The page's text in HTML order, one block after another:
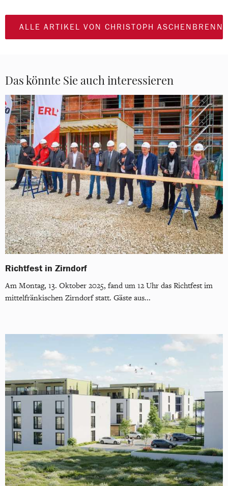
ALLE ARTIKEL VON CHRISTOPH
Das könnte Sie auch interessieren
Richtfest in Zirndorf
Am Montag, 13. Oktober 2025, fand um 12 Uhr das Richtfest im
mittelfränkischen Zirndorf statt. Gäste aus...